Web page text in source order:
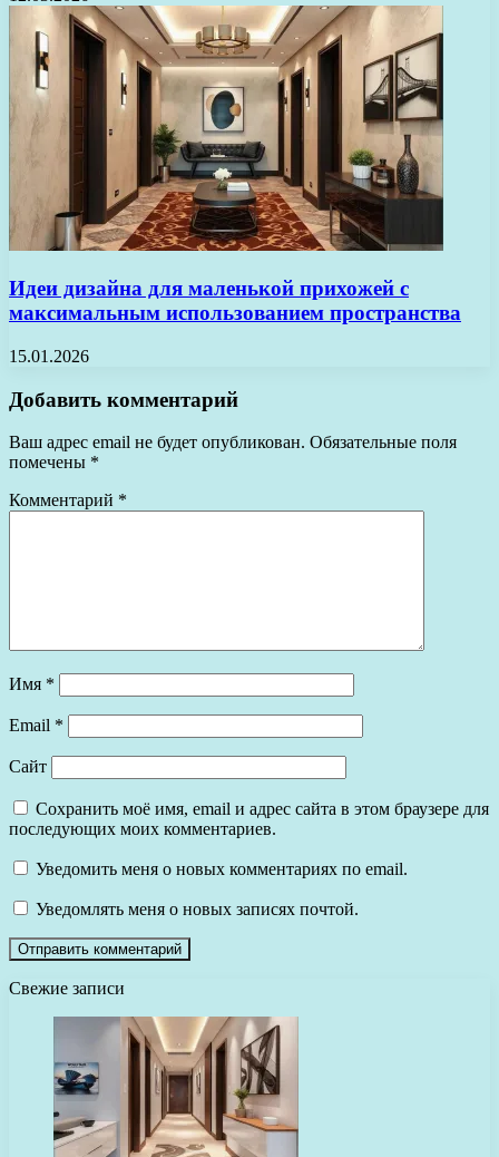
Идеи дизайна для маленькой прихожей с
максимальным использованием пространства
15.01.2026
Добавить комментарий
Ваш адрес email не будет опубликован. Обязательные поля
помечены *
Комментарий *
Имя *
Email *
Сайт
Сохранить моё имя, email и адрес сайта в этом браузере для
последующих моих комментариев.
Уведомить меня о новых комментариях по email.
Уведомлять меня о новых записях почтой.
Свежие записи